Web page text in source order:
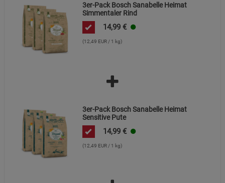
3er-Pack Bosch Sanabelle Heimat
Simmentaler Rind
14,99 €
(12,49 EUR / 1 kg)
3er-Pack Bosch Sanabelle Heimat
Sensitive Pute
14,99 €
(12,49 EUR / 1 kg)